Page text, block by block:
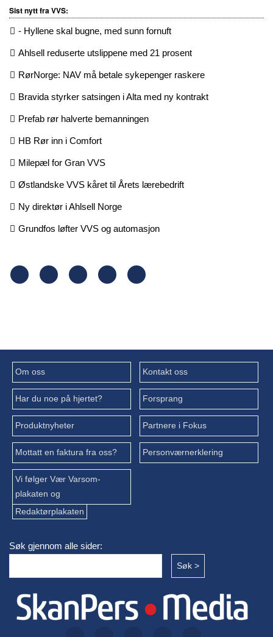
Sist nytt fra VVS:
- Hyllene skal bugne, med sunn fornuft
Ahlsell reduserte utslippene med 21 prosent
RørNorge: NAV må betale sykepenger raskere
Bravida styrker satsingen i Alta med ny kontrakt
Prefab rør halverte bemanningen
HB Rør inn i Comfort
Milepæl for Gran VVS
Østlandske VVS kåret til Årets lærebedrift
Ny direktør i Ahlsell Norge
Grundfos løfter VVS og automasjon
Om oss Kontakt oss
Har du noe på hjertet? Forsprang
Produktnyheter Partnere i Fokus
Mottatt en faktura fra oss? Personværnerklering
Vi følger Vær Varsom-
plakaten og
Redaktørplakaten
Søk gjennom alle sider: